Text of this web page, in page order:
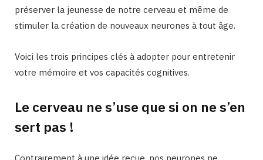
préserver la jeunesse de notre cerveau et même de
stimuler la création de nouveaux neurones à tout âge.
Voici les trois principes clés à adopter pour entretenir
votre mémoire et vos capacités cognitives.
Le cerveau ne s’use que si on ne s’en
sert pas !